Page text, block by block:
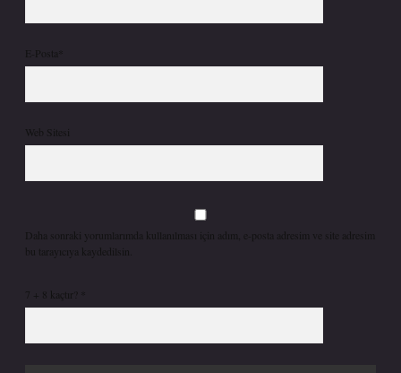
E-Posta*
Web Sitesi
Daha sonraki yorumlarımda kullanılması için adım, e-posta adresim ve site adresim
bu tarayıcıya kaydedilsin.
7 + 8 kaçtır?